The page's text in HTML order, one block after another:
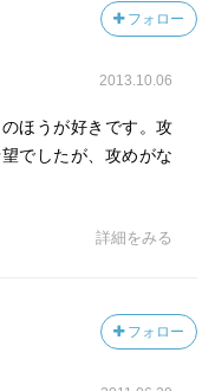
フォロー
2013.10.06
ほうが好きです。攻
でしたが、攻めがな
詳細をみる
フォロー